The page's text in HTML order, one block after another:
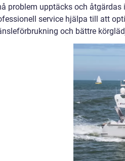
problem upptäcks och
service hjälpa till att
och bättre